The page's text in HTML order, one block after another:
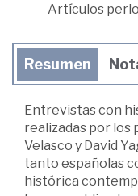
Artículos
Resumen
Entrevistas con
realizadas por los
Velasco y David
tanto españolas
histórica